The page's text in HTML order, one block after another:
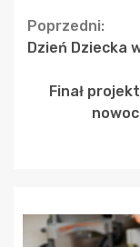
Continue
Poprzedni:
Dzień Dziecka
Finał